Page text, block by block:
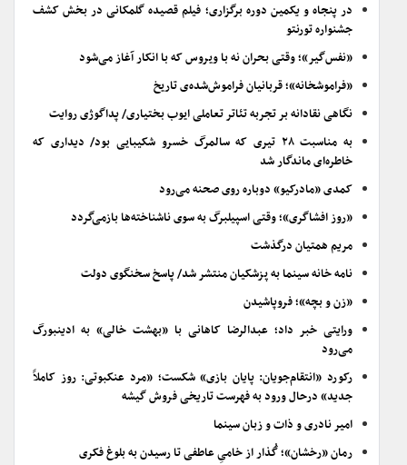
در پنجاه و یکمین دوره برگزاری؛ فیلم قصیده گلمکانی در بخش کشف
جشنواره تورنتو
«نفس‌گیر»؛ وقتی بحران نه با ویروس که با انکار آغاز می‌شود
«فراموشخانه»؛ قربانیان فراموش‌شده‌ی تاریخ
نگاهی نقادانه بر تجربه تئاتر تعاملی ایوب بختیاری/ پداگوژی روایت
به مناسبت ۲۸ تیری که سالمرگ خسرو شکیبایی بود/ دیداری که
خاطره‌ای ماندگار شد
کمدی «مادرکیو» دوباره روی صحنه می‌رود
«روز افشاگری»؛ وقتی اسپیلبرگ به سوی ناشناخته‌ها بازمی‌گردد
مریم همتیان درگذشت
نامه خانه سینما به پزشکیان منتشر شد/ پاسخ سخنگوی دولت
«زن و بچه»؛ فروپاشیدن
ورایتی خبر داد؛ عبدالرضا کاهانی با «بهشت خالی» به ادینبورگ
می‌رود
رکورد «انتقام‌جویان: پایان بازی» شکست؛ «مرد عنکبوتی: روز کاملاً
جدید» درحال ورود به فهرست تاریخی فروش گیشه
امیر نادری و ذات و زبان سینما
رمان «رخشان»؛ گُذار از خامیِ عاطفی تا رسیدن به بلوغ فکری